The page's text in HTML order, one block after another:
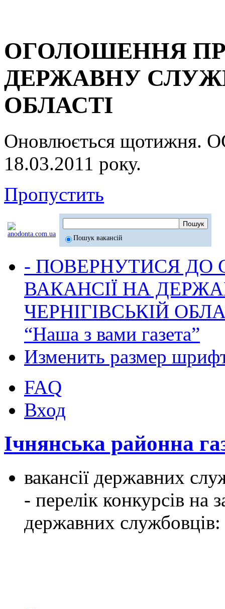
ОГОЛОШЕННЯ
ДЕРЖАВНУ
ОБЛАСТІ
Оновлюється
18.03.2011 року.
Пропустить
Пошук вакансій
- ПОВЕРНУТИСЯ ДО
ВАКАНСІЇ НА
ЧЕРНІГІВСЬКІЙ
“Наша з вами газета”
Изменить размер
FAQ
Вход
Ічнянська районна
вакансії державних
- перелік конкурсів на
державних службовців: